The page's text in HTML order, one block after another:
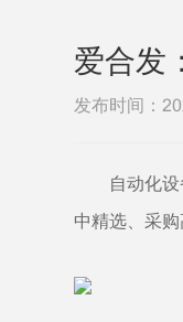
当前位置
爱合发
发布时间：
自动化
中精选、采